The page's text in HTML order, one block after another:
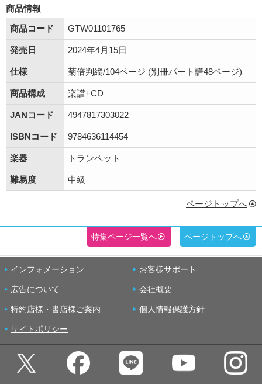
商品情報
商品コード
GTW01101765
発売日 2024年4月15日
仕様 菊倍判縦/104ページ (別冊パート譜48ページ)
商品構成 楽譜+CD
JANコード 4947817303022
ISBNコード 9784636114454
楽器 トランペット
難易度 中級
ページトップへ
特集ページ一覧へ ページトップへ
インフォメーション お客様サポート
広告について 会社概要
特約店様・書店様ご案内 個人情報保護方針
サイトポリシー